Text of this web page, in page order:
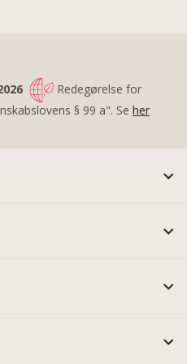
Redegørelse for
§ 99 a". Se her